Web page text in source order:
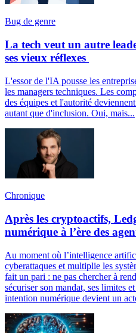
Bug de genre
La tech veut un autre
ses vieux réflexes
L'essor de l'IA pousse les
les managers techniques. Les
des équipes et l'autorité
autant que d'inclusion. Oui, mais...
Chronique
Après les cryptoactifs,
numérique à l’ère des
Au moment où l’intelligence
cyberattaques et multiplie les
fait un pari : ne pas chercher à
sécuriser son mandat, ses limites
intention numérique devient un